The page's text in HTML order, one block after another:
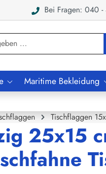
Bei Fragen: 040 -
Maritime Bekleidung
Tischflaggen
25x15